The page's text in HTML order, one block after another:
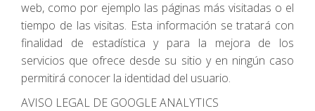
web, como por ejemplo las páginas más visitadas o el
tiempo de las visitas. Esta información se tratará con
finalidad de estadística y para la mejora de los
servicios que ofrece desde su sitio y en ningún caso
permitirá conocer la identidad del usuario.
AVISO LEGAL DE GOOGLE ANALYTICS